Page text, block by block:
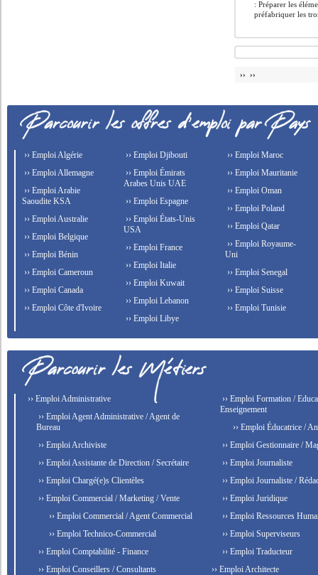
: Préparer les
préfabriquer les
›› ››
›› Emploi Algérie
›› Emploi Allemagne
›› Emploi Arabie
Saoudite KSA
›› Emploi Australie
›› Emploi Belgique
›› Emploi Bénin
›› Emploi Cameroun
›› Emploi Canada
›› Emploi Côte d'Ivoire
›› Emploi Djibouti
›› Emploi Émirats
Arabes Unis UAE
›› Emploi Espagne
›› Emploi États-Unis
USA
›› Emploi France
›› Emploi Italie
›› Emploi Kuwait
›› Emploi Lebanon
›› Emploi Libye
›› Emploi Maroc
›› Emploi Mauritanie
›› Emploi Oman
›› Emploi Poland
›› Emploi Qatar
›› Emploi Royaume-
Uni
›› Emploi Senegal
›› Emploi Suisse
›› Emploi Tunisie
›› Emploi Administrative
›› Emploi Agent Administrative / Agent de
Bureau
›› Emploi Archiviste
›› Emploi Assistante de Direction / Secrétaire
›› Emploi Chargé(e)s Clientèles
›› Emploi Commercial / Marketing / Vente
›› Emploi Commercial / Agent Commercial
›› Emploi Technico-Commercial
›› Emploi Comptabilité - Finance
›› Emploi Conseillers / Consultants
›› Emploi Formation /
Enseignement
›› Emploi Éducatrice /
›› Emploi Gestionnaire /
›› Emploi Journaliste
›› Emploi Journaliste /
›› Emploi Juridique
›› Emploi Ressources
›› Emploi Superviseurs
›› Emploi Traducteur
›› Emploi Architecte